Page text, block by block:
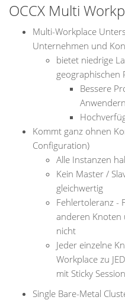
OCCX Multi
Multi-Workplace
Unternehmen und
bietet niedrige
geographischen
Bessere
Anwendern
Kommt ganz ohnen
Configuration)
Alle Instanzen
Kein Master /
gleichwertig
Fehlertoleranz -
anderen Knoten
nicht
Jeder einzelne
Workplace zu
mit Sticky
Single Bare-Metal